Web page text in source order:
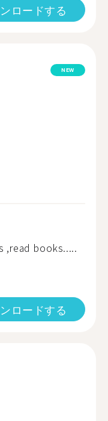
ロードする
NEW
,read books.....
ロードする